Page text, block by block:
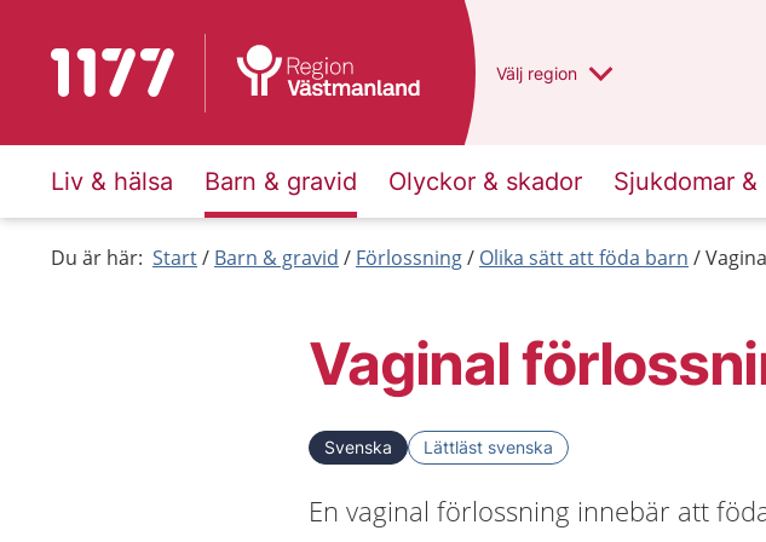
Till startsidan för 1177 Du har valt region
Välj en annan
region
Liv & hälsa Barn & gravid Olyckor & skador Sjukdomar &
Du är här: Start Barn & gravid Förlossning Olika sätt att föda barn
Vaginal
Svenska Lättläst svenska
En vaginal förlossning innebär att